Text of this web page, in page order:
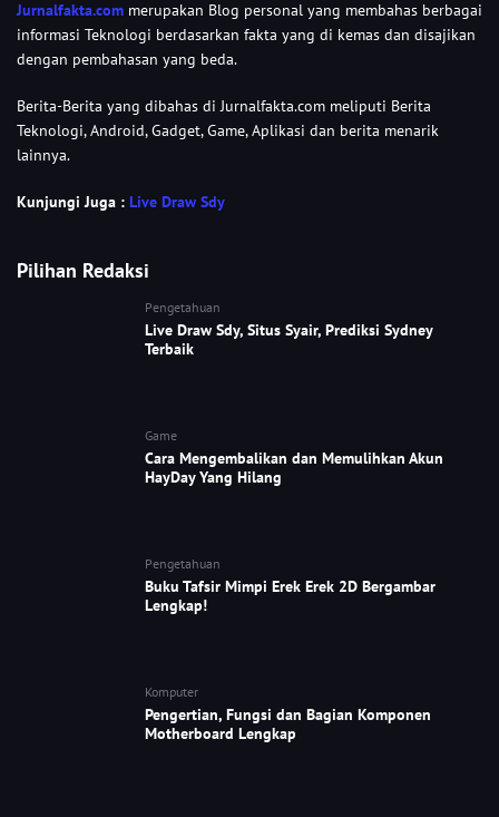
Jurnalfakta.com merupakan Blog personal yang membahas berbagai
informasi Teknologi berdasarkan fakta yang di kemas dan disajikan
dengan pembahasan yang beda.
Berita-Berita yang dibahas di Jurnalfakta.com meliputi Berita
Teknologi, Android, Gadget, Game, Aplikasi dan berita menarik
lainnya.
Kunjungi Juga : Live Draw Sdy
Pilihan Redaksi
Pengetahuan
Live Draw Sdy, Situs Syair, Prediksi Sydney
Terbaik
Game
Cara Mengembalikan dan Memulihkan Akun
HayDay Yang Hilang
Pengetahuan
Buku Tafsir Mimpi Erek Erek 2D Bergambar
Lengkap!
Komputer
Pengertian, Fungsi dan Bagian Komponen
Motherboard Lengkap